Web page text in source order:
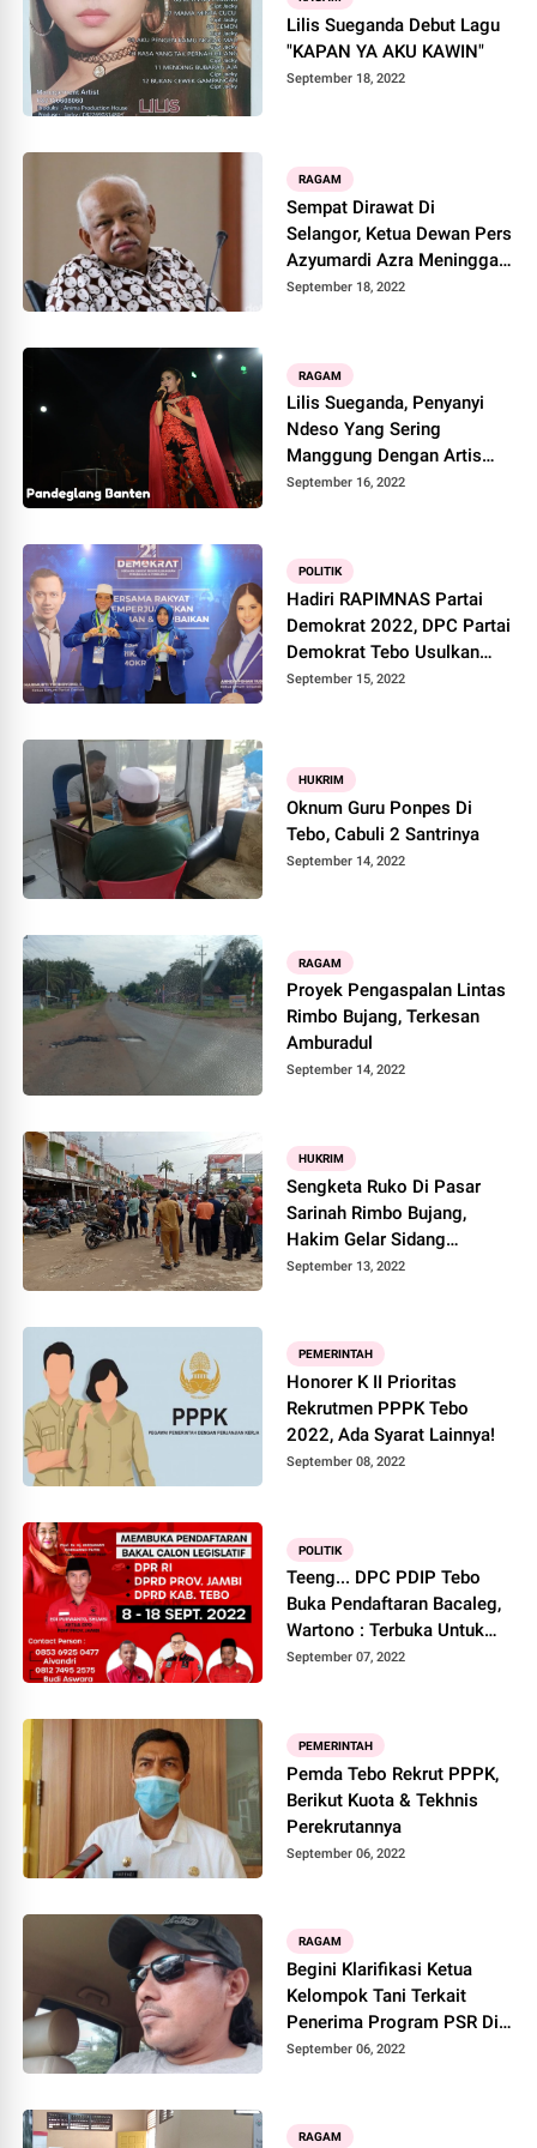
Lilis Sueganda Debut Lagu
"KAPAN YA AKU KAWIN"
September 18, 2022
RAGAM
Sempat Dirawat Di
Selangor, Ketua Dewan Pers
Azyumardi Azra Meninggal
Dunia
September 18, 2022
RAGAM
Lilis Sueganda, Penyanyi
Ndeso Yang Sering
Manggung Dengan Artis
Ibukota Hingga Miliki
September 16, 2022
POLITIK
Hadiri RAPIMNAS Partai
Demokrat 2022, DPC Partai
Demokrat Tebo Usulkan
AHY Nyapres 2024
September 15, 2022
HUKRIM
Oknum Guru Ponpes Di
Tebo, Cabuli 2 Santrinya
September 14, 2022
RAGAM
Proyek Pengaspalan Lintas
Rimbo Bujang, Terkesan
Amburadul
September 14, 2022
HUKRIM
Sengketa Ruko Di Pasar
Sarinah Rimbo Bujang,
Hakim Gelar Sidang
Ditempat
September 13, 2022
PEMERINTAH
Honorer K II Prioritas
Rekrutmen PPPK Tebo
2022, Ada Syarat Lainnya!
September 08, 2022
POLITIK
Teeng... DPC PDIP Tebo
Buka Pendaftaran Bacaleg,
Wartono : Terbuka Untuk
Masyarakat Umum
September 07, 2022
PEMERINTAH
Pemda Tebo Rekrut PPPK,
Berikut Kuota & Tekhnis
Perekrutannya
September 06, 2022
RAGAM
Begini Klarifikasi Ketua
Kelompok Tani Terkait
Penerima Program PSR Di
Desa Tirta Kencana
September 06, 2022
RAGAM